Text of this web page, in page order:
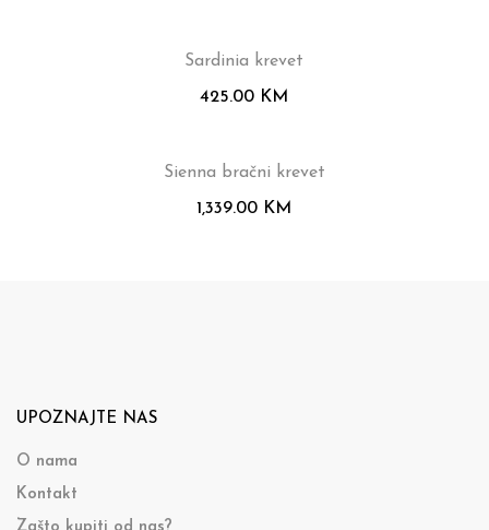
Sardinia krevet
425.00 KM
Sienna bračni krevet
1,339.00 KM
UPOZNAJTE NAS
O nama
Kontakt